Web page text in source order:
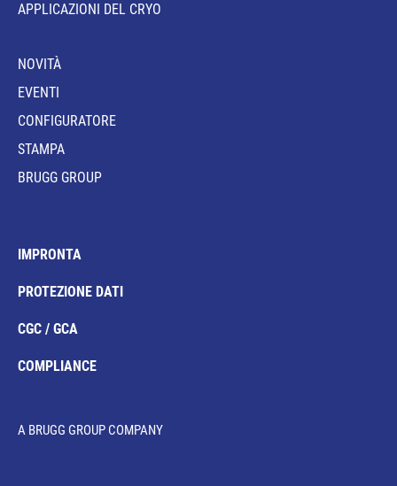
APPLICAZIONI DEL CRYO
NOVITÀ
EVENTI
CONFIGURATORE
STAMPA
BRUGG GROUP
IMPRONTA
PROTEZIONE DATI
CGC / GCA
COMPLIANCE
A BRUGG GROUP COMPANY